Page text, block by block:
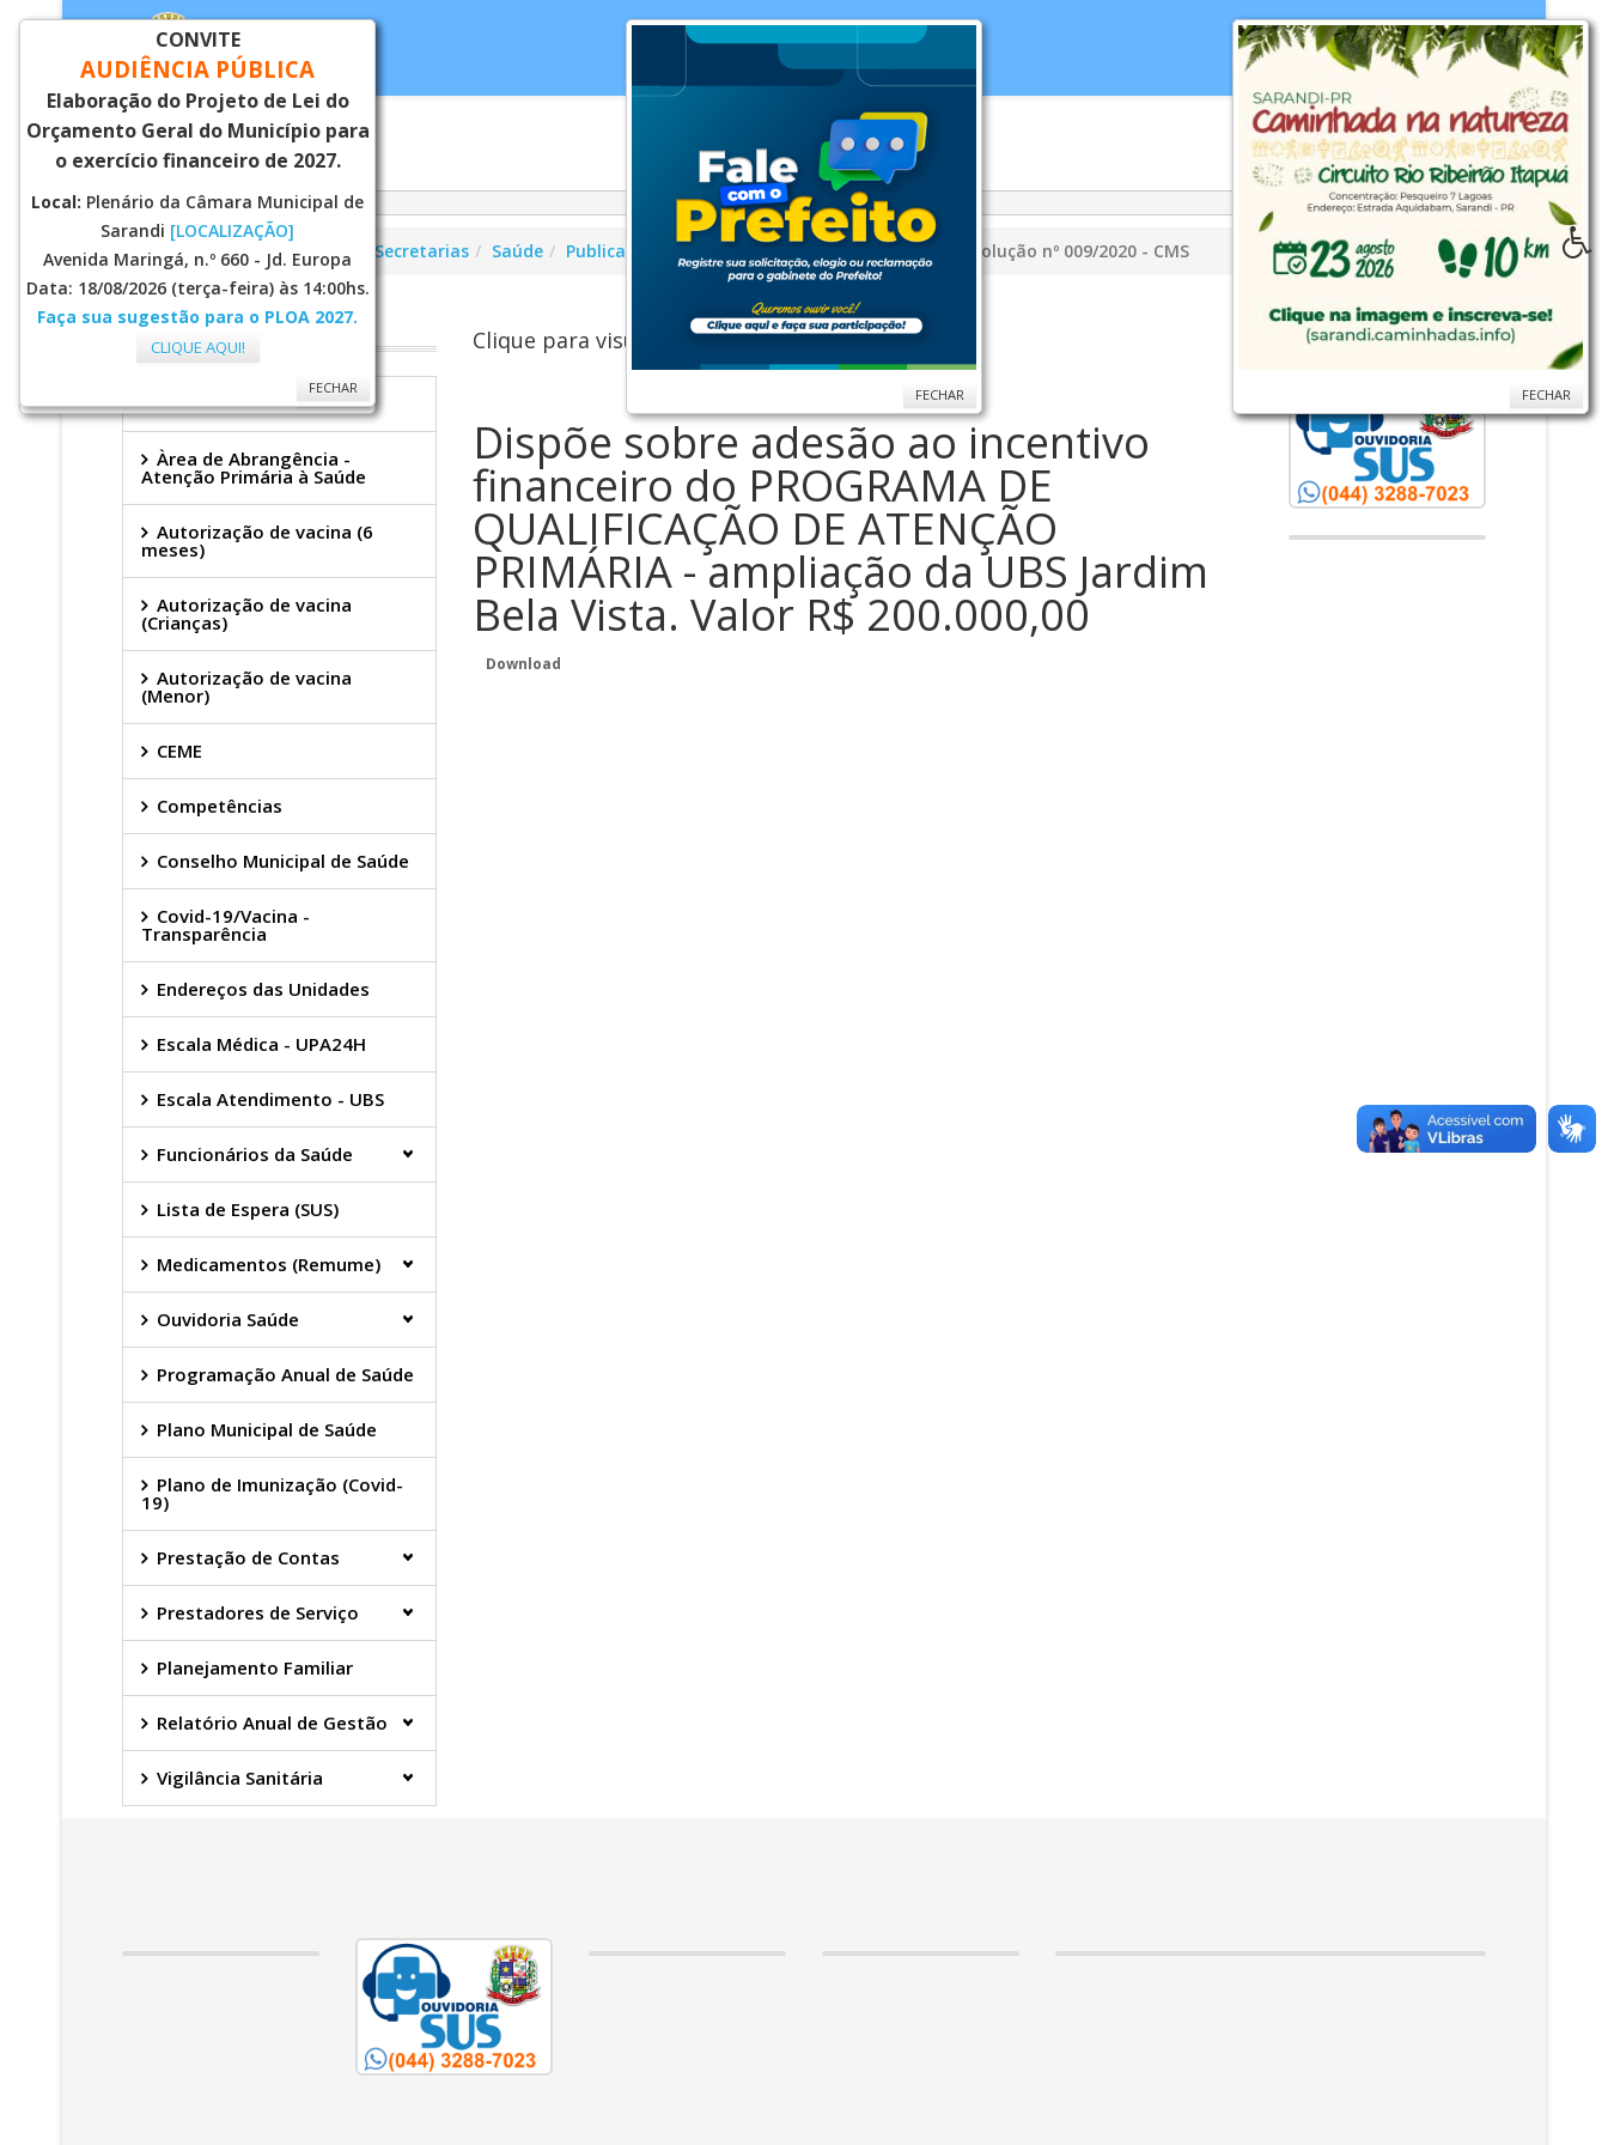
Secretarias Cidade WebMail ... Ajuda
Você está aqui: Página Principal Secretarias Saúde Publicações Conselho Municipal de Saúde Resolução nº 009/2020 - CMS
SAÚDE
Secretaria
Àrea de Abrangência -
Atenção Primária à Saúde
Autorização de vacina (6
meses)
Autorização de vacina
(Crianças)
Autorização de vacina
(Menor)
CEME
Competências
Conselho Municipal de Saúde
Covid-19/Vacina -
Transparência
Endereços das Unidades
Escala Médica - UPA24H
Escala Atendimento - UBS
Funcionários da Saúde
Lista de Espera (SUS)
Medicamentos (Remume)
Ouvidoria Saúde
Programação Anual de Saúde
Plano Municipal de Saúde
Plano de Imunização (Covid-
19)
Prestação de Contas
Prestadores de Serviço
Planejamento Familiar
Relatório Anual de Gestão
Vigilância Sanitária
Clique para visualizar...
Dispõe sobre adesão ao incentivo
financeiro do PROGRAMA DE
QUALIFICAÇÃO DE ATENÇÃO
PRIMÁRIA - ampliação da UBS Jardim
Bela Vista. Valor R$ 200.000,00
Download
FECHAR
CONVITE
AUDIÊNCIA PÚBLICA
Elaboração do Projeto de Lei do
Orçamento Geral do Município para
o exercício financeiro de 2027.
Local: Plenário da Câmara Municipal de
Sarandi [LOCALIZAÇÃO]
Avenida Maringá, n.º 660 - Jd. Europa
Data: 18/08/2026 (terça-feira) às 14:00hs.
Faça sua sugestão para o PLOA 2027.
CLIQUE AQUI!
FECHAR FECHAR
FECHAR
FECHAR